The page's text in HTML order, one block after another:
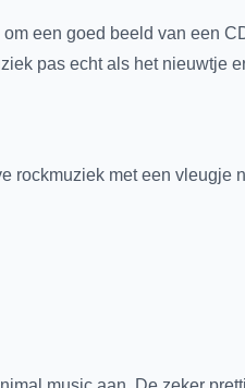
een goed beeld van een
pas echt als het nieuwtje
rockmuziek met een vleugje